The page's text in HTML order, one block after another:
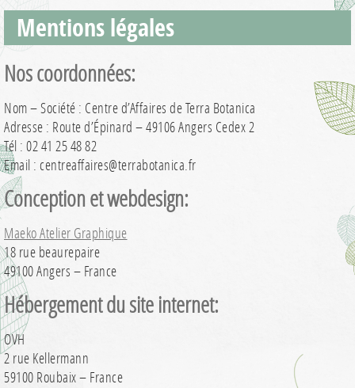
Mentions légales
Nos coordonnées:
Nom – Société : Centre d’Affaires de Terra Botanica
Adresse : Route d’Épinard – 49106 Angers Cedex 2
Tél : 02 41 25 48 82
Email : centreaffaires@terrabotanica.fr
Conception et webdesign:
Maeko Atelier Graphique
18 rue beaurepaire
49100 Angers – France
Hébergement du site internet:
OVH
2 rue Kellermann
59100 Roubaix – France